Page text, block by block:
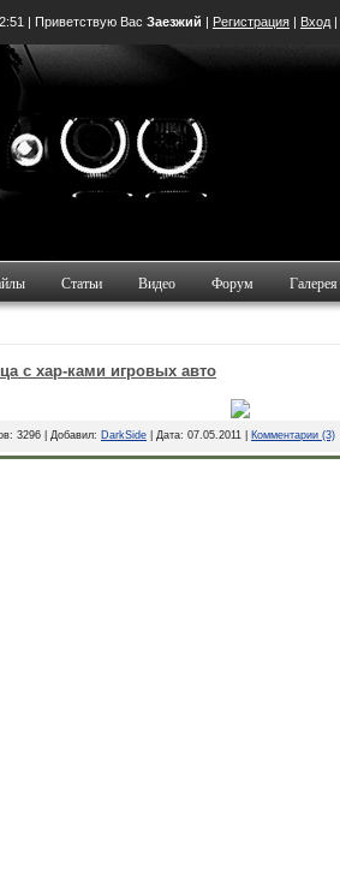
| Приветствую Вас Заезжий | Регистрация | Вход |
Статьи Видео Форум Галерея
с хар-ками игровых авто
3296 | Добавил: DarkSide | Дата: 07.05.2011 Комментарии (3)